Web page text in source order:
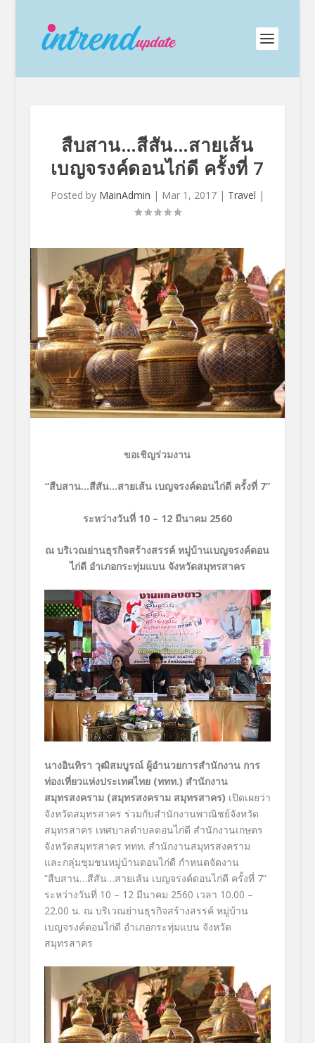
สืบสาน…สีสัน…สายเส้น
เบญจรงค์ดอนไก่ดี ครั้งที่ 7
Posted by MainAdmin | Mar 1, 2017| Travel |
ขอเชิญร่วมงาน
“สืบสาน…สีสัน…สายเส้น เบญจรงค์ดอนไก่ดี ครั้งที่ 7”
ระหว่างวันที่ 10 – 12 มีนาคม 2560
ณ บริเวณย่านธุรกิจสร้างสรรค์ หมู่บ้านเบญจรงค์ดอน
ไก่ดี อำเภอกระทุ่มแบน จังหวัดสมุทรสาคร
นางอินทิรา วุฒิสมบูรณ์ ผู้อำนวยการสำนักงาน การ
ท่องเที่ยวแห่งประเทศไทย (ททท.) สำนักงาน
สมุทรสงคราม (สมุทรสงคราม สมุทรสาคร) เปิดเผยว่า
จังหวัดสมุทรสาคร ร่วมกับสำนักงานพาณิชย์จังหวัด
สมุทรสาคร เทศบาลตำบลดอนไก่ดี สำนักงานเกษตร
จังหวัดสมุทรสาคร ททท. สำนักงานสมุทรสงคราม
และกลุ่มชุมชนหมู่บ้านดอนไก่ดี กำหนดจัดงาน
“สืบสาน…สีสัน…สายเส้น เบญจรงค์ดอนไก่ดี ครั้งที่ 7”
ระหว่างวันที่ 10 – 12 มีนาคม 2560 เวลา 10.00 –
22.00 น. ณ บริเวณย่านธุรกิจสร้างสรรค์ หมู่บ้าน
เบญจรงค์ดอนไก่ดี อำเภอกระทุ่มแบน จังหวัด
สมุทรสาคร